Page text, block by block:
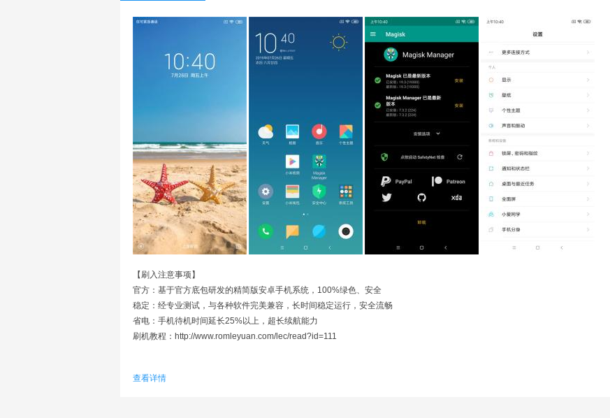
【刷入注意事项】
官方：基于官方底包研发的精简版安卓手机系统，100%绿色、安全
稳定：经专业测试，与各种软件完美兼容，长时间稳定运行，安全流畅
省电：手机待机时间延长25%以上，超长续航能力
刷机教程：http://www.romleyuan.com/lec/read?id=111
没有臃肿的功能 合适你长期去使用
查看详情